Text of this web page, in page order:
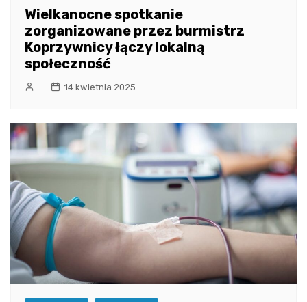
Wielkanocne spotkanie
zorganizowane przez burmistrz
Koprzywnicy łączy lokalną
społeczność
14 kwietnia 2025